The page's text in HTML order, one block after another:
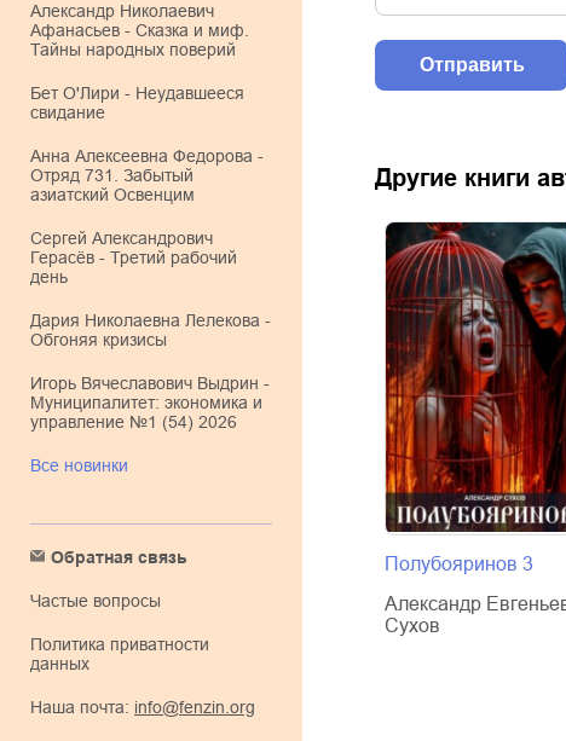
Александр Николаевич
Афанасьев - Сказка и миф.
Тайны народных поверий
Бет О'Лири - Неудавшееся
свидание
Анна Алексеевна Федорова -
Отряд 731. Забытый
азиатский Освенцим
Сергей Александрович
Герасёв - Третий рабочий
день
Дария Николаевна Лелекова -
Обгоняя кризисы
Игорь Вячеславович Выдрин -
Муниципалитет: экономика и
управление №1 (54) 2026
Все новинки
Обратная связь
Частые вопросы
Политика приватности
данных
Наша почта: info@fenzin.org
Другие книги
Полубояринов 3
Александр
Сухов